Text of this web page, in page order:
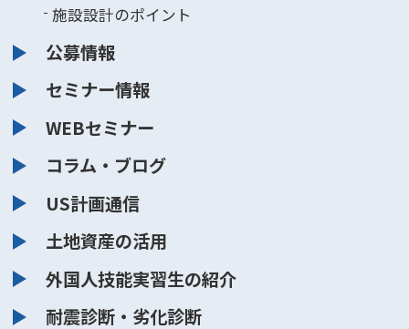
施設設計のポイント
公募情報
セミナー情報
WEBセミナー
コラム・ブログ
US計画通信
土地資産の活用
外国人技能実習生の紹介
耐震診断・劣化診断